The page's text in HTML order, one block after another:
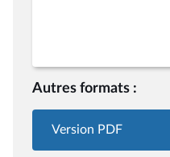
Autres formats :
Version PDF